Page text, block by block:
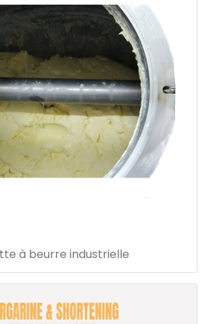
à beurre industrielle